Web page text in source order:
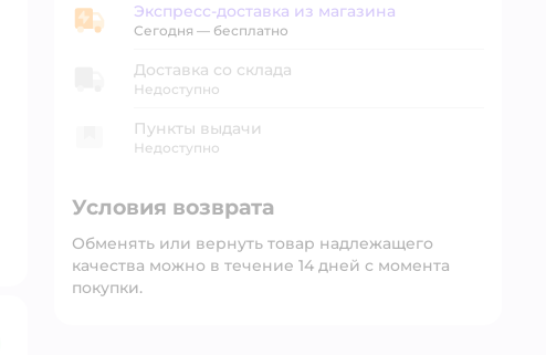
Экспресс-доставка из магазина
Экспресс-доставка из магазина
Сегодня — бесплатно
Доставка со склада
Недоступно
Пункты выдачи
Недоступно
Условия возврата
Обменять или вернуть товар надлежащего
качества можно в течение 14 дней с момента
покупки.